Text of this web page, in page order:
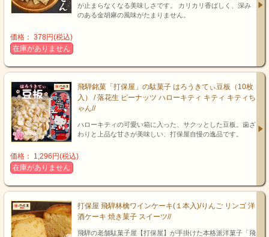
が止まらなくなる美味しさです。 カリカリ香ばしく、深み
のある金胡麻の風味がたまりません。
価格： 378円(税込)
在庫がありません
飛騨銘菓「打保屋」の駄菓子 はろうきてぃ豆板（10枚
入） / 落花生 ピーナッツ ハローキティ キティ キティち
ゃん//
ハローキティの可愛い箱に入った、サクッとした豆板。歯ざ
わりと上品な甘さが美味しい、打保屋自慢の逸品です。
価格： 1,296円(税込)
在庫がありません
打保屋 飛騨林檎ワインケーキ(１本入)/りんご リンゴ 洋
酒ケーキ 焼き菓子 スイーツ//
飛騨の老舗駄菓子屋【打保屋】が手掛けた本格派洋菓子「飛